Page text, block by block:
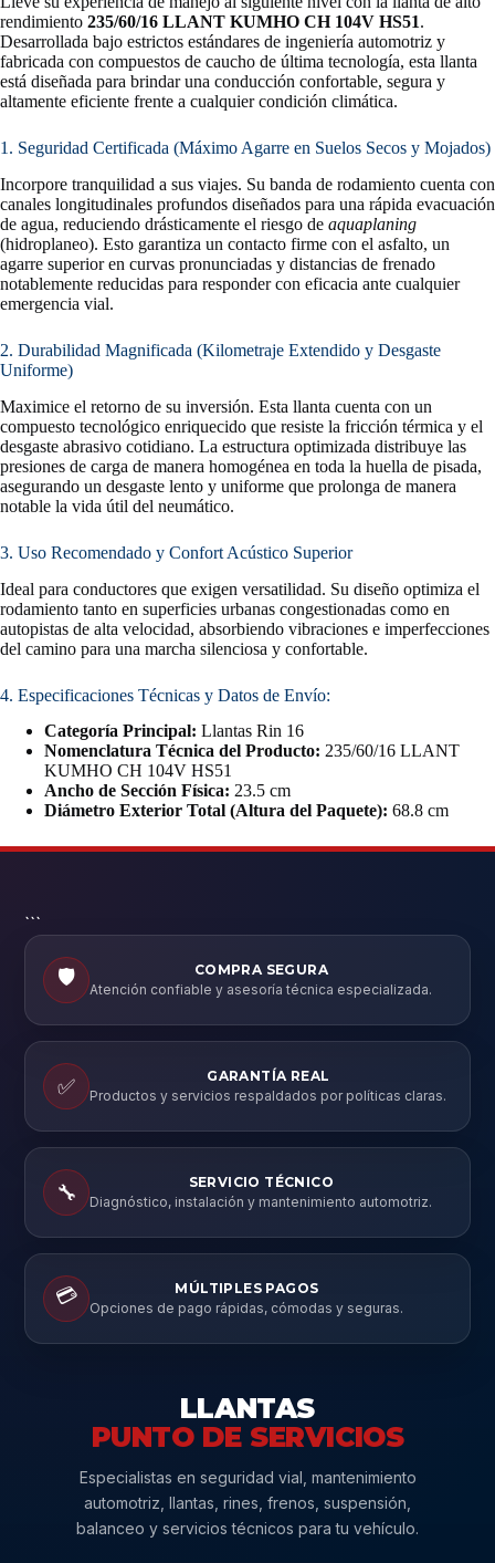
rendimiento 235/60/16 LLANT KUMHO CH 104V HS51.
Desarrollada bajo estrictos estándares de ingeniería automotriz y
fabricada con compuestos de caucho de última tecnología, esta llanta
está diseñada para brindar una conducción confortable, segura y
altamente eficiente frente a cualquier condición climática.
1. Seguridad Certificada (Máximo Agarre en Suelos Secos y Mojados)
Incorpore tranquilidad a sus viajes. Su banda de rodamiento cuenta con
canales longitudinales profundos diseñados para una rápida evacuación
de agua, reduciendo drásticamente el riesgo de aquaplaning
(hidroplaneo). Esto garantiza un contacto firme con el asfalto, un
agarre superior en curvas pronunciadas y distancias de frenado
notablemente reducidas para responder con eficacia ante cualquier
emergencia vial.
2. Durabilidad Magnificada (Kilometraje Extendido y Desgaste
Uniforme)
Maximice el retorno de su inversión. Esta llanta cuenta con un
compuesto tecnológico enriquecido que resiste la fricción térmica y el
desgaste abrasivo cotidiano. La estructura optimizada distribuye las
presiones de carga de manera homogénea en toda la huella de pisada,
asegurando un desgaste lento y uniforme que prolonga de manera
notable la vida útil del neumático.
3. Uso Recomendado y Confort Acústico Superior
Ideal para conductores que exigen versatilidad. Su diseño optimiza el
rodamiento tanto en superficies urbanas congestionadas como en
autopistas de alta velocidad, absorbiendo vibraciones e imperfecciones
del camino para una marcha silenciosa y confortable.
4. Especificaciones Técnicas y Datos de Envío:
Categoría Principal: Llantas Rin 16
Nomenclatura Técnica del Producto: 235/60/16 LLANT
KUMHO CH 104V HS51
Ancho de Sección Física: 23.5 cm
Diámetro Exterior Total (Altura del Paquete): 68.8 cm
```
🛡️
COMPRA SEGURA
Atención confiable y asesoría técnica especializada.
✅
GARANTÍA REAL
Productos y servicios respaldados por políticas claras.
🔧
SERVICIO TÉCNICO
Diagnóstico, instalación y mantenimiento automotriz.
💳
MÚLTIPLES PAGOS
Opciones de pago rápidas, cómodas y seguras.
LLANTAS
PUNTO DE SERVICIOS
Especialistas en seguridad vial, mantenimiento
automotriz, llantas, rines, frenos, suspensión,
balanceo y servicios técnicos para tu vehículo.